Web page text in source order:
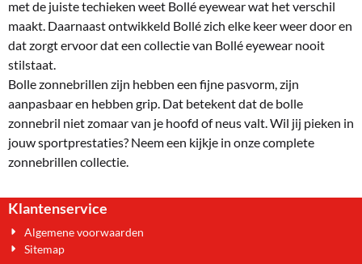
met de juiste techieken weet Bollé eyewear wat het verschil
maakt. Daarnaast ontwikkeld Bollé zich elke keer weer door en
dat zorgt ervoor dat een collectie van Bollé eyewear nooit
stilstaat.
Bolle zonnebrillen zijn hebben een fijne pasvorm, zijn
aanpasbaar en hebben grip. Dat betekent dat de bolle
zonnebril niet zomaar van je hoofd of neus valt. Wil jij pieken in
jouw sportprestaties? Neem een kijkje in onze complete
zonnebrillen collectie.
Klantenservice
Algemene voorwaarden
Sitemap